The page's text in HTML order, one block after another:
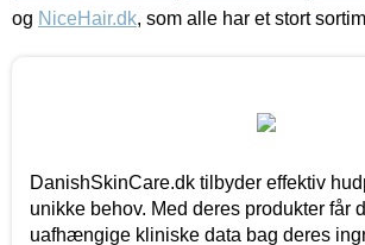
og NiceHair.dk, som alle har et stort
DanishSkinCare.dk tilbyder effektiv
unikke behov. Med deres produkter får
uafhængige kliniske data bag deres